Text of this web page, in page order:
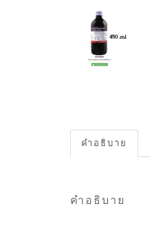
คำอธิบาย
คำอธิบาย